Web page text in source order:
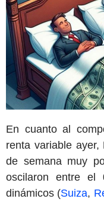
En cuanto al
renta variable
de semana muy
oscilaron entre el
dinámicos (Suiza,